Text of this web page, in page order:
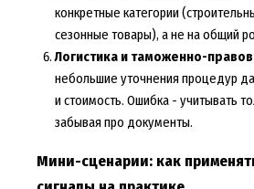
конкретные категории
сезонные товары), а не на общий
Логистика и таможенно-
небольшие уточнения процедур
и стоимость. Ошибка - учитывать
забывая про документы.
Мини-сценарии: как